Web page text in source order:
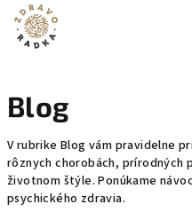
Prejsť
obsah
Blog
V rubrike Blog vám pravidelne
rôznych chorobách,
životnom štýle. Ponúkame
psychického zdravia.